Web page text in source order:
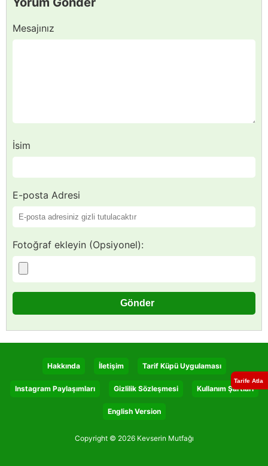
Mesajınız
İsim
E-posta Adresi
Fotoğraf ekleyin (Opsiyonel):
Tarife Atla
Hakkında İletişim Tarif Küpü Uygulaması
Instagram Paylaşımları Gizlilik Sözleşmesi Kullanım Şartları
English Version
Copyright © 2026 Kevserin Mutfağı